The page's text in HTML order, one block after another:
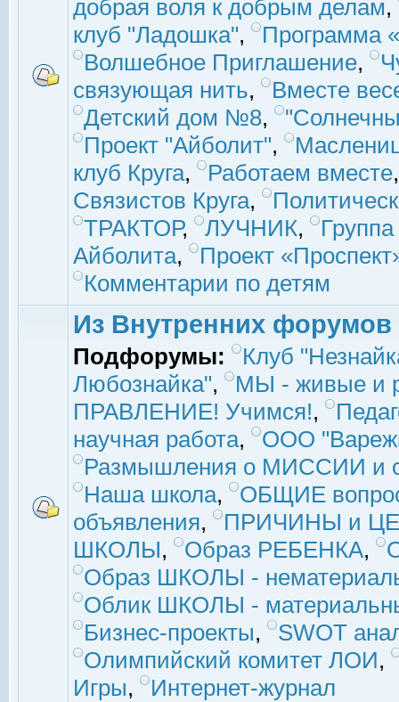
добрая воля к добрым делам,
клуб "Ладошка",
Программа
Волшебное Приглашение,
связующая нить,
Вместе
Детский дом №8,
Проект "Айболит",
клуб Круга, Работаем вместе
Связистов Круга,
ТРАКТОР, ЛУЧНИК,
Айболита,
Проект
Комментарии по детям
Из Внутренних форумов
Подфорумы:
Клуб
Любознайка",
МЫ - живые и
ПРАВЛЕНИЕ! Учимся!,
научная работа,
ООО
Размышления о МИССИИ и
Наша школа,
ОБЩИЕ
объявления,
ПРИЧИНЫ и
ШКОЛЫ, Образ РЕБЕНКА,
Образ ШКОЛЫ -
Облик ШКОЛЫ -
Бизнес-проекты,
SWOT
Олимпийский комитет ЛОИ,
Игры, Интернет-журнал